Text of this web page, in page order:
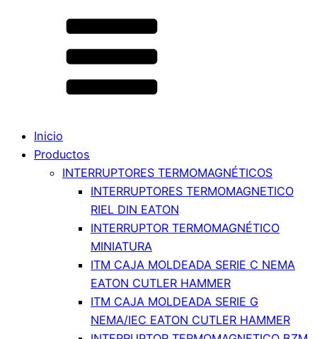
Inicio
Productos
INTERRUPTORES TERMOMAGNÉTICOS
INTERRUPTORES TERMOMAGNETICO
RIEL DIN EATON
INTERRUPTOR TERMOMAGNÉTICO
MINIATURA
ITM CAJA MOLDEADA SERIE C NEMA
EATON CUTLER HAMMER
ITM CAJA MOLDEADA SERIE G
NEMA/IEC EATON CUTLER HAMMER